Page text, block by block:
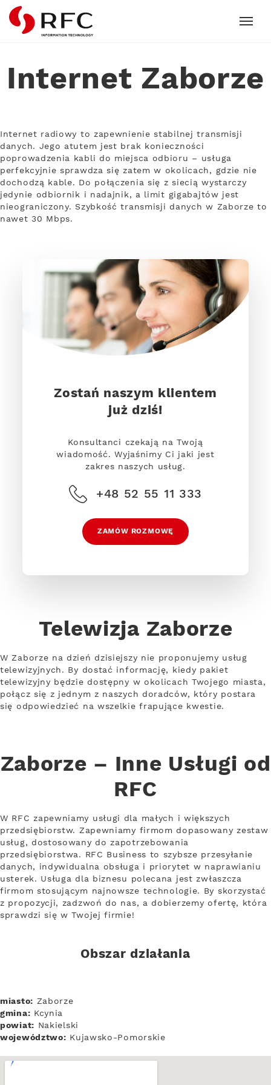
RFC
Internet Zaborze
Internet radiowy to zapewnienie stabilnej transmisji
danych. Jego atutem jest brak konieczności
poprowadzenia kabli do miejsca odbioru – usługa
perfekcyjnie sprawdza się zatem w okolicach, gdzie nie
dochodzą kable. Do połączenia się z siecią wystarczy
jedynie odbiornik i nadajnik, a limit gigabajtów jest
nieograniczony. Szybkość transmisji danych w Zaborze to
nawet 30 Mbps.
Zostań naszym klientem
już dziś!
Konsultanci czekają na Twoją
wiadomość. Wyjaśnimy Ci jaki jest
zakres naszych usług.
+48 52 55 11 333
ZAMÓW ROZMOWĘ
Telewizja Zaborze
W Zaborze na dzień dzisiejszy nie proponujemy usług
telewizyjnych. By dostać informację, kiedy pakiet
telewizyjny będzie dostępny w okolicach Twojego miasta,
połącz się z jednym z naszych doradców, który postara
się odpowiedzieć na wszelkie frapujące kwestie.
Zaborze – Inne Usługi od
RFC
W RFC zapewniamy usługi dla małych i większych
przedsiębiorstw. Zapewniamy firmom dopasowany zestaw
usług, dostosowany do zapotrzebowania
przedsiębiorstwa. RFC Business to szybsze przesyłanie
danych, indywidualna obsługa i priorytet w naprawianiu
usterek. Usługa dla biznesu polecana jest zwłaszcza
firmom stosującym najnowsze technologie. By skorzystać
z propozycji, zadzwoń do nas, a dobierzemy ofertę, która
sprawdzi się w Twojej firmie!
Obszar działania
miasto: Zaborze
gmina: Kcynia
powiat: Nakielski
województwo: Kujawsko-Pomorskie